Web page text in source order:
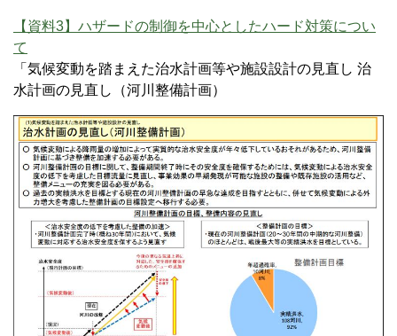
【資料3】ハザードの制御を中心としたハード対策につい
て
「気候変動を踏まえた治水計画等や施設設計の見直し 治
水計画の見直し（河川整備計画）